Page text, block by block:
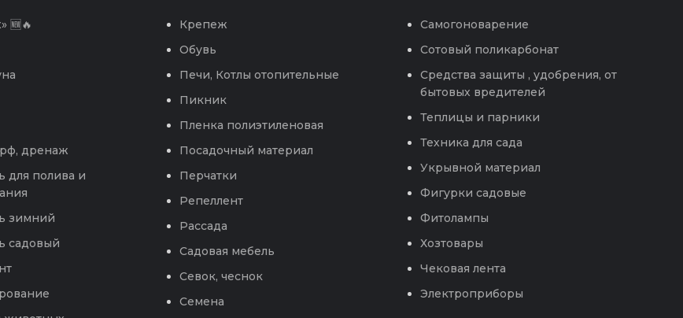
🆕🔥
дренаж
для полива и
зимний
садовый
Крепеж
Обувь
Печи, Котлы отопительные
Пикник
Пленка полиэтиленовая
Посадочный материал
Перчатки
Репеллент
Рассада
Садовая мебель
Севок, чеснок
Семена
Самогоноварение
Сотовый поликарбонат
Средства защиты , удобрения, от
бытовых вредителей
Теплицы и парники
Техника для сада
Укрывной материал
Фигурки садовые
Фитолампы
Хозтовары
Чековая лента
Электроприборы